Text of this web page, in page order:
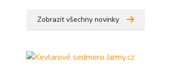
Zobrazit všechny novinky